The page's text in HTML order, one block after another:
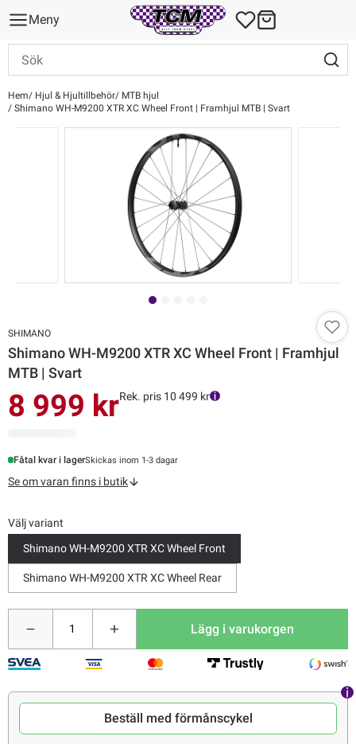
Meny
Hem Hjul & Hjultillbehör
MTB hjul
Shimano WH-M9200 XTR XC Wheel Front | Framhjul MTB | Svart
SHIMANO
Shimano WH-M9200 XTR XC Wheel Front | Framhjul
MTB | Svart
8 999 krRek. pris 10 499 kr
Fåtal kvar i lagerSkickas inom 1-3 dagar
Se om varan finns i butik
Välj variant
Shimano WH-M9200 XTR XC Wheel Front
Shimano WH-M9200 XTR XC Wheel Rear
Lägg i varukorgen
Beställ med förmånscykel